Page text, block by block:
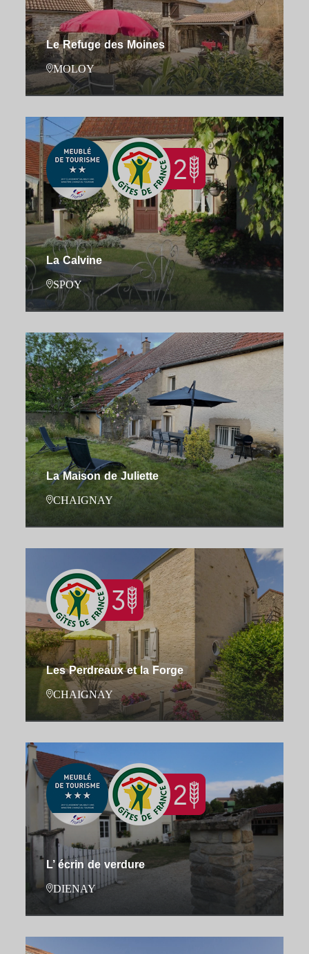
Le Refuge des Moines
MOLOY
La Calvine
SPOY
La Maison de Juliette
CHAIGNAY
Les Perdreaux et la Forge
CHAIGNAY
L’ écrin de verdure
DIENAY